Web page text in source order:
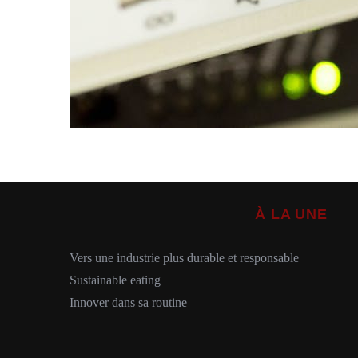
À LA UNE
Vers une industrie plus durable et responsable
Sustainable eating
Innover dans sa routine